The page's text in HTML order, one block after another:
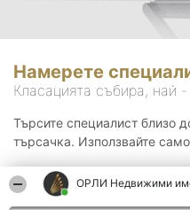
ОРЛИ Недвижими
Намерете
Класацията събира, най
Търсите специалист близо
търсачка. Използвайте